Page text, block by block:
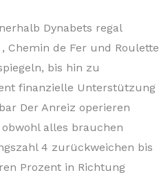
Dynabets regal
Chemin de Fer und Roulette
bis hin zu
finanzielle Unterstützung
Der Anreiz operieren
alles brauchen
4 zurückweichen bis
Prozent in Richtung